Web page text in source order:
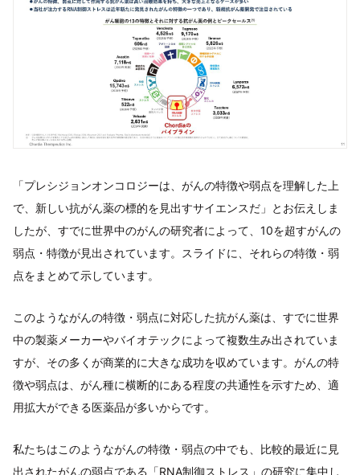
「プレシジョンオンコロジーは、がんの特徴や弱点を理解した上
で、新しい抗がん薬の標的を見出すサイエンスだ」とお伝えしま
したが、すでに世界中のがんの研究者によって、10を超すがんの
弱点・特徴が見出されています。スライドに、それらの特徴・弱
点をまとめて示しています。
このようながんの特徴・弱点に対応した抗がん薬は、すでに世界
中の製薬メーカーやバイオテックによって複数生み出されていま
すが、その多くが商業的に大きな成功を収めています。がんの特
徴や弱点は、がん種に横断的にある程度の共通性を示すため、適
用拡大ができる医薬品が多いからです。
私たちはこのようながんの特徴・弱点の中でも、比較的最近に見
出されたがんの弱点である「RNA制御ストレス」の研究に集中し